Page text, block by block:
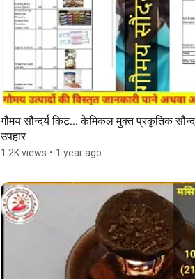
गौमय सौन्दर्य किट... केमिकल मुक्त प्रकृतिक
उपहार
1.2K views • 1 year ago